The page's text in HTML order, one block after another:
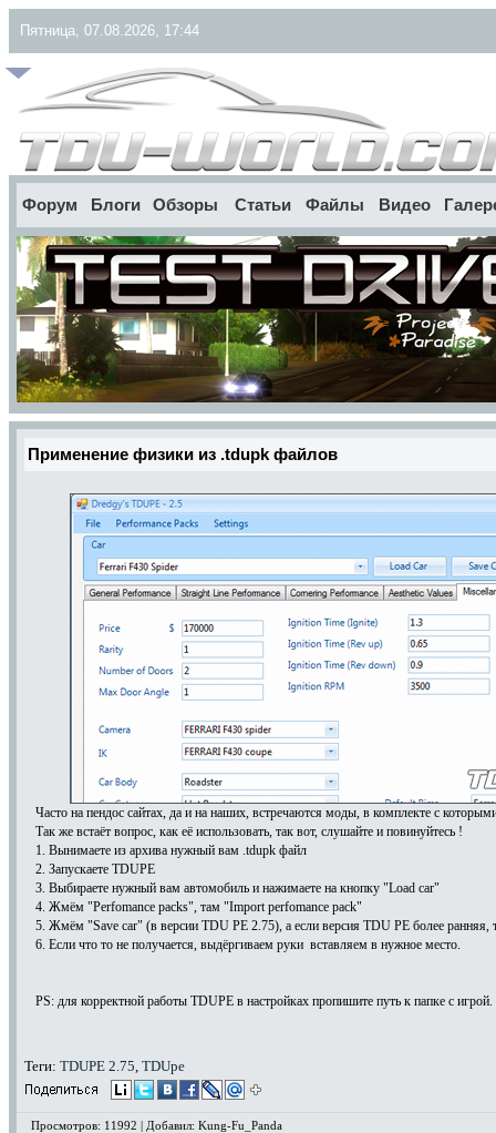
Пятница, 07.08.2026, 17:44
Форум Блоги Обзоры Статьи Файлы Видео
Применение физики из .tdupk файлов
Часто на пендос сайтах, да и на наших, встречаются моды, в комплекте с
Так же встаёт вопрос, как её использовать, так вот, слушайте и повинуйтесь !
1. Вынимаете из архива нужный вам .tdupk файл
2. Запускаете TDUPE
3. Выбираете нужный вам автомобиль и нажимаете на кнопку "Load car"
4. Жмём "Perfomance packs", там "Import perfomance pack"
5. Жмём "Save car" (в версии TDU PE 2.75), а если версия TDU PE более
6. Если что то не получается, выдёргиваем руки вставляем в нужное место.
PS: для корректной работы TDUPE в настройках пропишите путь к папке с игрой.
Теги: TDUPE 2.75, TDUpe
Просмотров: 11992 | Добавил: Kung-Fu_Panda